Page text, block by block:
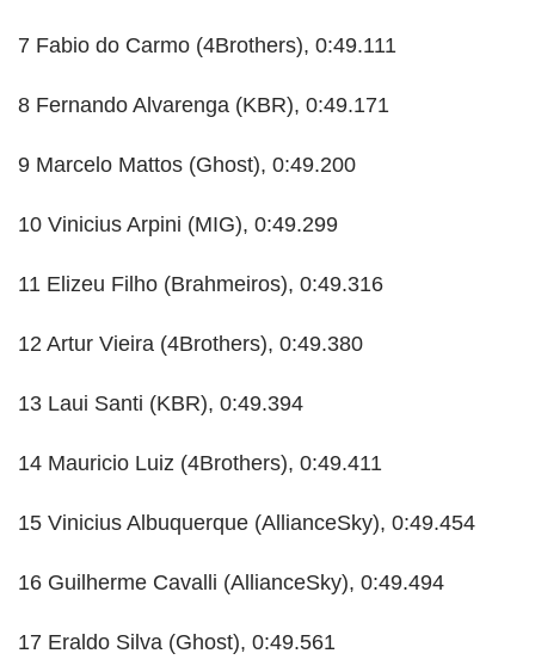
7 Fabio do Carmo (4Brothers), 0:49.111
8 Fernando Alvarenga (KBR), 0:49.171
9 Marcelo Mattos (Ghost), 0:49.200
10 Vinicius Arpini (MIG), 0:49.299
11 Elizeu Filho (Brahmeiros), 0:49.316
12 Artur Vieira (4Brothers), 0:49.380
13 Laui Santi (KBR), 0:49.394
14 Mauricio Luiz (4Brothers), 0:49.411
15 Vinicius Albuquerque (AllianceSky), 0:49.454
16 Guilherme Cavalli (AllianceSky), 0:49.494
17 Eraldo Silva (Ghost), 0:49.561